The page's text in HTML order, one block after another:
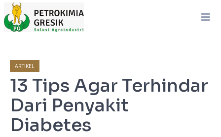
ARTIKEL
13 Tips Agar Terhindar
Dari Penyakit
Diabetes